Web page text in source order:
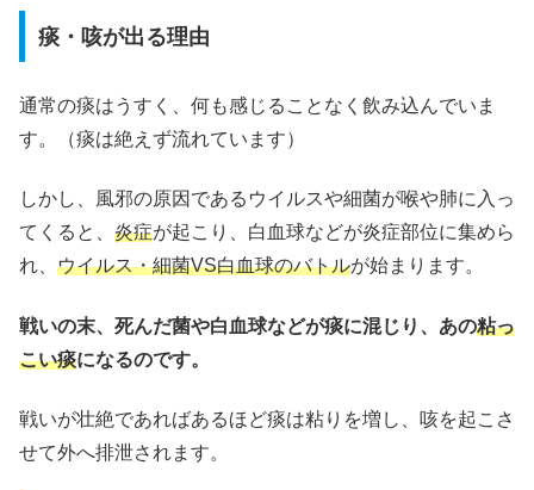
痰・咳が出る理由
通常の痰はうすく、何も感じることなく飲み込んでいま
す。（痰は絶えず流れています）
しかし、風邪の原因であるウイルスや細菌が喉や肺に入っ
てくると、 炎症が起こり、白血球などが炎症部位に集めら
れ、 ウイルス・細菌VS白血球のバトルが始まります。
戦いの末、死んだ菌や白血球などが痰に混じり、あの粘っ
こい痰になるのです。
戦いが壮絶であればあるほど痰は粘りを増し、咳を起こさ
せて外へ排泄されます。